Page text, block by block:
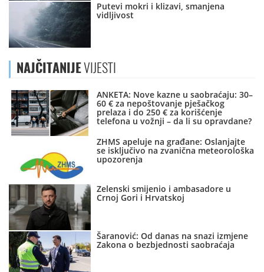
Putevi mokri i klizavi, smanjena
vidljivost
NAJČITANIJEVIJESTI
ANKETA: Nove kazne u saobraćaju: 30–
60 € za nepoštovanje pješačkog
prelaza i do 250 € za korišćenje
telefona u vožnji – da li su opravdane?
ZHMS apeluje na građane: Oslanjajte
se isključivo na zvanična meteorološka
upozorenja
Zelenski smijenio i ambasadore u
Crnoj Gori i Hrvatskoj
Šaranović: Od danas na snazi izmjene
Zakona o bezbjednosti saobraćaja